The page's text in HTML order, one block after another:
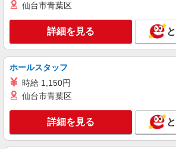
時給1,130円 ※22:00
高校生時給1,074円 ※早朝
＋150円茨城県日立市田尻町4-6-
アルバイト パート
丸亀製麺日立大沼店
キッチン・ホールスタッフ
時給1100円〜 ☆22時以
割増有）
仙台市青葉区
詳細を見る
ホールスタッフ
時給 1,150円
仙台市青葉区
詳細を見る